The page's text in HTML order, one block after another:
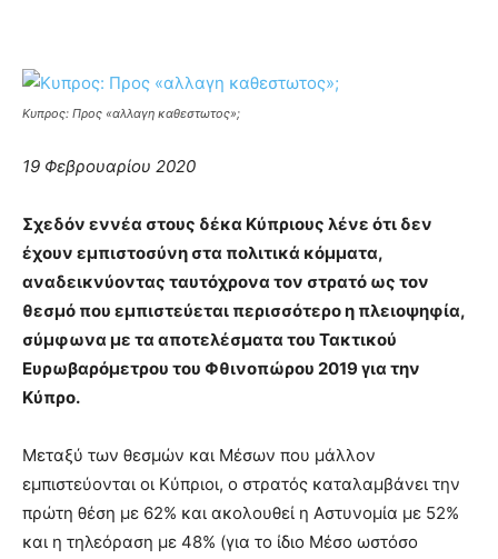
Κυπρος: Προς «αλλαγη καθεστωτος»;
19 Φεβρουαρίου 2020
Σχεδόν εννέα στους δέκα Κύπριους λένε ότι δεν
έχουν εμπιστοσύνη στα πολιτικά κόμματα,
αναδεικνύοντας ταυτόχρονα τον στρατό ως τον
θεσμό που εμπιστεύεται περισσότερο η πλειοψηφία,
σύμφωνα με τα αποτελέσματα του Τακτικού
Ευρωβαρόμετρου του Φθινοπώρου 2019 για την
Κύπρο.
Μεταξύ των θεσμών και Μέσων που μάλλον
εμπιστεύονται οι Κύπριοι, ο στρατός καταλαμβάνει την
πρώτη θέση με 62% και ακολουθεί η Αστυνομία με 52%
και η τηλεόραση με 48% (για το ίδιο Μέσο ωστόσο